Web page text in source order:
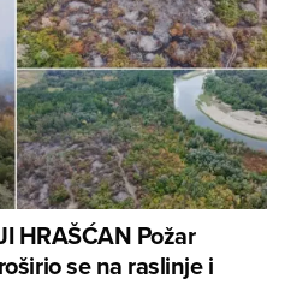
HRAŠĆAN Požar
se na raslinje i